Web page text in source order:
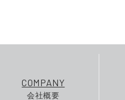
COMPANY
会社概要